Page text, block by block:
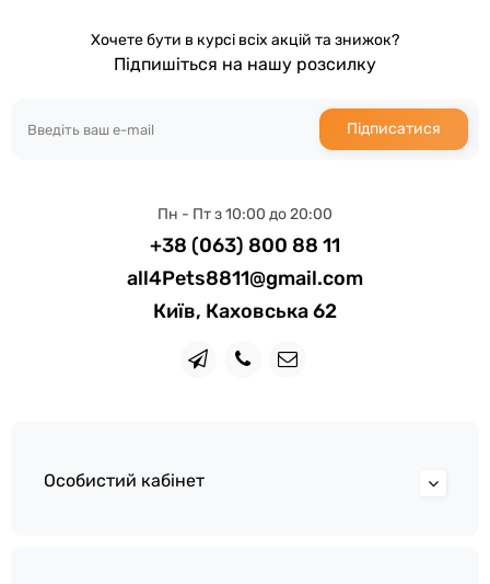
Хочете бути в курсі всіх акцій та знижок?
Підпишіться на нашу розсилку
Підписатися
Пн - Пт з 10:00 до 20:00
+38 (063) 800 88 11
all4Pets8811@gmail.com
Київ, Каховська 62
Особистий кабінет